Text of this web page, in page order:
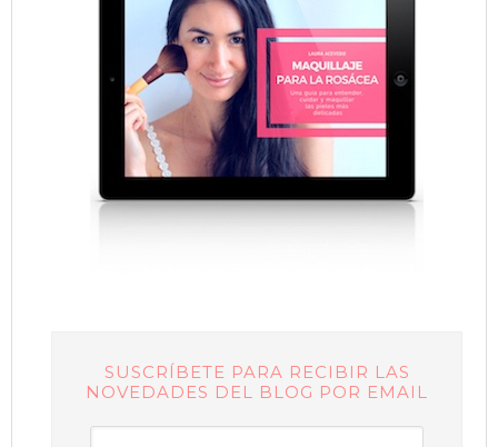
SUSCRÍBETE PARA RECIBIR LAS
NOVEDADES DEL BLOG POR EMAIL